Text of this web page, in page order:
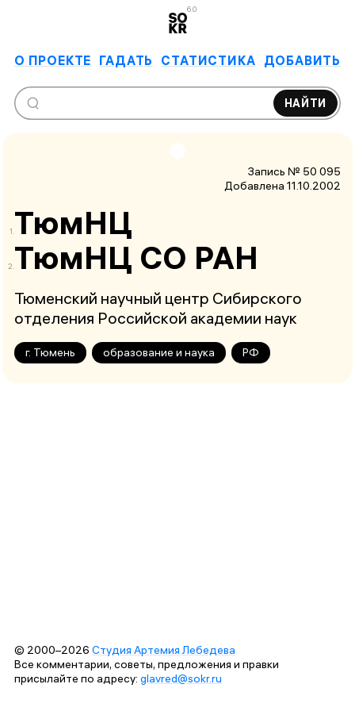
6.0
О ПРОЕКТЕ ГАДАТЬ СТАТИСТИКА ДОБАВИТЬ
НАЙТИ
Запись № 50 095
Добавлена 11.10.2002
ТюмНЦ
Тюм­НЦ СО РАН
Тюменский научный центр Сибирского
отделения Российской академии наук
г. Тюмень образование и наука РФ
© 2000–2026 Студия Артемия Лебедева
Все комментарии, советы, предложения и правки
присылайте по адресу: glavred@sokr.ru